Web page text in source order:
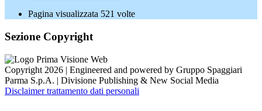
Pagina visualizzata 521 volte
Sezione Copyright
Copyright 2026 | Engineered and powered by Gruppo Spaggiari
Parma S.p.A. | Divisione Publishing & New Social Media
Disclaimer trattamento dati personali